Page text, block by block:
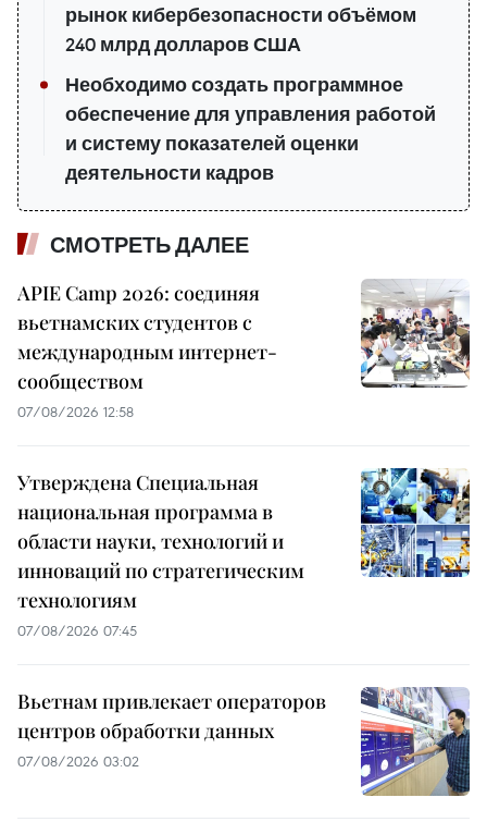
рынок кибербезопасности объёмом
240 млрд долларов США
Необходимо создать программное
обеспечение для управления работой
и систему показателей оценки
деятельности кадров
СМОТРЕТЬ ДАЛЕЕ
APIE Camp 2026: соединяя
вьетнамских студентов с
международным интернет-
сообществом
07/08/2026 12:58
Утверждена Специальная
национальная программа в
области науки, технологий и
инноваций по стратегическим
технологиям
07/08/2026 07:45
Вьетнам привлекает операторов
центров обработки данных
07/08/2026 03:02